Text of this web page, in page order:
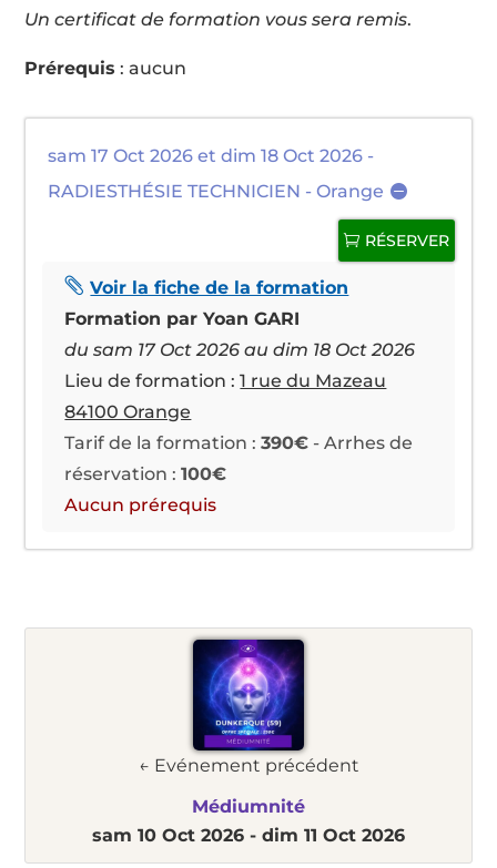
Un certificat de formation vous sera remis.
Prérequis : aucun
sam 17 Oct 2026 et dim 18 Oct 2026 -
RADIESTHÉSIE TECHNICIEN - Orange
RÉSERVER
 Voir la fiche de la formation
Formation par Yoan GARI
du sam 17 Oct 2026 au dim 18 Oct 2026
Lieu de formation :1 rue du Mazeau
84100 Orange
Tarif de la formation :390€ - Arrhes de
réservation :100€
Aucun prérequis
← Evénement précédent
Médiumnité
sam 10 Oct 2026 - dim 11 Oct 2026